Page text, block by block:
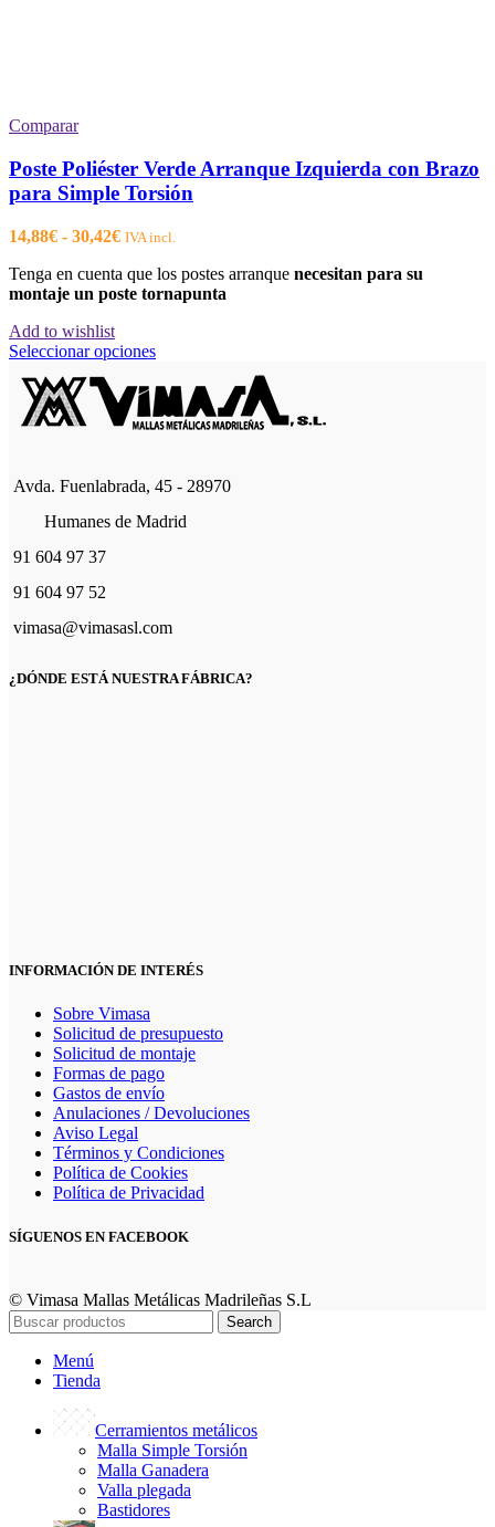
Comparar
Poste Poliéster Verde Arranque Izquierda con Brazo
para Simple Torsión
14,88€ - 30,42€Rango
precios:
desde
30,42€
IVA incl.
Tenga en cuenta que los postes arranque necesitan para su
montaje un poste tornapunta
Add to wishlist
Seleccionar opcionesEste
tiene
múltiples
variantes.
se
elegir
producto
Avda. Fuenlabrada, 45 - 28970
Humanes de Madrid
91 604 97 37
91 604 97 52
vimasa@vimasasl.com
¿DÓNDE ESTÁ NUESTRA FÁBRICA?
INFORMACIÓN DE INTERÉS
Sobre Vimasa
Solicitud de presupuesto
Solicitud de montaje
Formas de pago
Gastos de envío
Anulaciones / Devoluciones
Aviso Legal
Términos y Condiciones
Política de Cookies
Política de Privacidad
SÍGUENOS EN FACEBOOK
© Vimasa Mallas Metálicas Madrileñas S.L
Search
Menú
Tienda
Cerramientos metálicos
Malla Simple Torsión
Malla Ganadera
Valla plegada
Bastidores